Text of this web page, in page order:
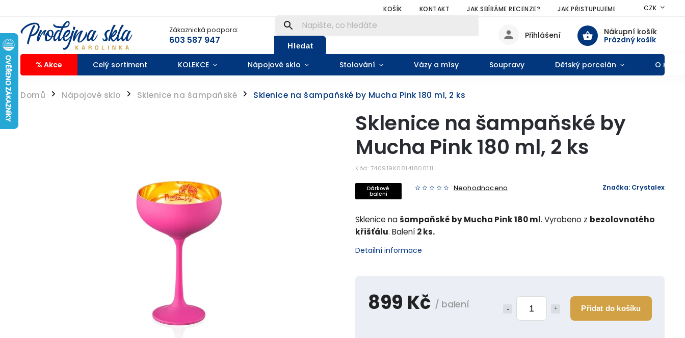
KOŠÍK KONTAKT JAK SBÍRÁME RECENZE? JAK PŘISTUPUJEME KE SLEVÁM?
CZK
Zákaznická podpora:
603 587 947 Hledat
Nákupní košík
Prázdný košík
Přihlášení
% Akce Celý sortiment KOLEKCE Nápojové sklo Stolování Vázy a mísy Soupravy Dětský porcelán O nás
Domů / Nápojové sklo / Sklenice na šampaňské / Sklenice na šampaňské by Mucha Pink 180 ml, 2 ks
899 Kč / balení Přidat do košíku
Sklenice na šampaňské by
Mucha Pink 180 ml, 2 ks
Kód: 740919K08141800111
Dárkové
balení
Neohodnoceno Značka: Crystalex
Sklenice našampaňské by Mucha Pink 180 ml. Vyrobeno z bezolovnatého
křišťálu. Balení 2 ks.
Detailní informace